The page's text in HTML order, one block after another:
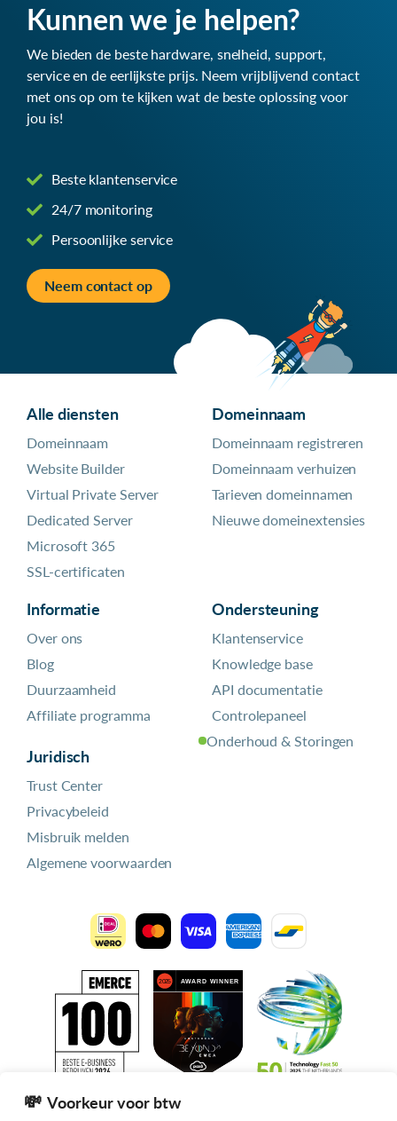
Kunnen we je helpen?
We bieden de beste hardware, snelheid, support,
service en de eerlijkste prijs. Neem vrijblijvend contact
met ons op om te kijken wat de beste oplossing voor
jou is!
Beste klantenservice
24/7 monitoring
Persoonlijke service
Neem contact op
Alle diensten
Domeinnaam
Website Builder
Virtual Private Server
Dedicated Server
Microsoft 365
SSL-certificaten
Domeinnaam
Domeinnaam registreren
Domeinnaam verhuizen
Tarieven domeinnamen
Nieuwe domeinextensies
Informatie
Over ons
Blog
Duurzaamheid
Affiliate programma
Juridisch
Trust Center
Privacybeleid
Misbruik melden
Algemene voorwaarden
Ondersteuning
Klantenservice
Knowledge base
API documentatie
Controlepaneel
Onderhoud & Storingen
Voorkeur voor btw